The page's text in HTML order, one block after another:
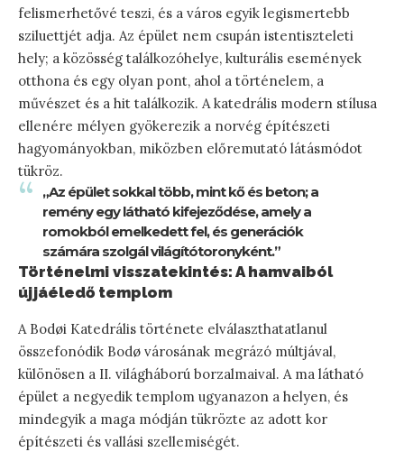
felismerhetővé teszi, és a város egyik legismertebb
sziluettjét adja. Az épület nem csupán istentiszteleti
hely; a közösség találkozóhelye, kulturális események
otthona és egy olyan pont, ahol a történelem, a
művészet és a hit találkozik. A katedrális modern stílusa
ellenére mélyen gyökerezik a norvég építészeti
hagyományokban, miközben előremutató látásmódot
tükröz.
„Az épület sokkal több, mint kő és beton; a
remény egy látható kifejeződése, amely a
romokból emelkedett fel, és generációk
számára szolgál világítótoronyként.”
Történelmi visszatekintés: A hamvaiból
újjáéledő templom
A Bodøi Katedrális története elválaszthatatlanul
összefonódik Bodø városának megrázó múltjával,
különösen a II. világháború borzalmaival. A ma látható
épület a negyedik templom ugyanazon a helyen, és
mindegyik a maga módján tükrözte az adott kor
építészeti és vallási szellemiségét.